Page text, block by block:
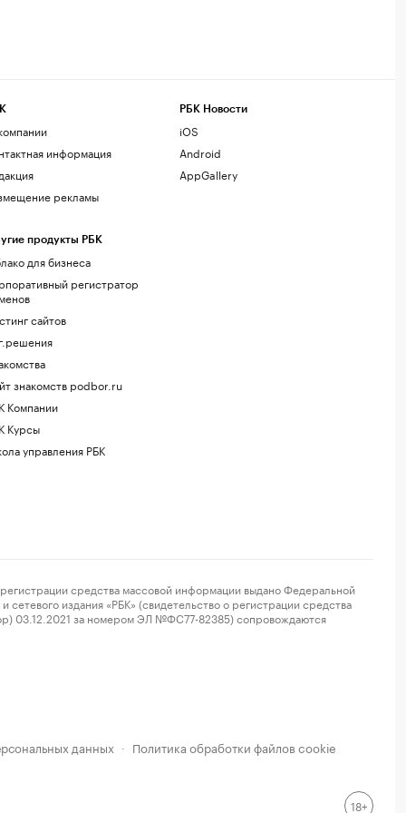
информация
рекламы
продукты РБК
для бизнеса
регистратор
сайтов
знакомств podbor.ru
Компании
Курсы
управления РБК
РБК Новости
iOS
Android
AppGallery
средства массовой информации выдано Федеральной
издания «РБК» (свидетельство о регистрации средства
03.12.2021 за номером ЭЛ №ФС77-82385) сопровождаются
данных · Политика обработки файлов cookie
18+